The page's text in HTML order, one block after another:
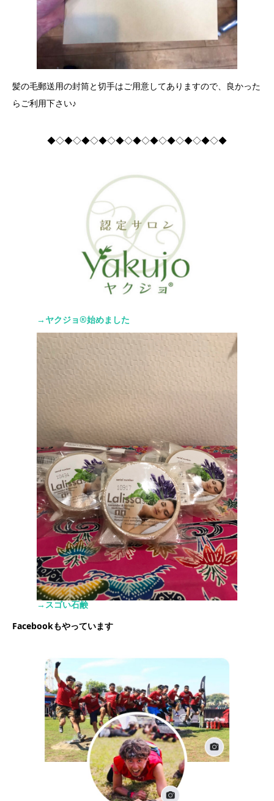
髪の毛郵送用の封筒と切手はご用意してありますので、良かった
らご利用下さい♪
◆◇◆◇◆◇◆◇◆◇◆◇◆◇◆◇◆◇◆◇◆
→ヤクジョ®︎始めました
→スゴい石鹸
Facebookもやっています